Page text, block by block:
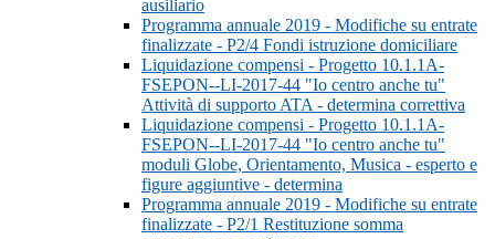
ausiliario
Programma annuale 2019 - Modifiche su entrate
finalizzate - P2/4 Fondi istruzione domiciliare
Liquidazione compensi - Progetto 10.1.1A-
FSEPON--LI-2017-44 "Io centro anche tu"
Attività di supporto ATA - determina correttiva
Liquidazione compensi - Progetto 10.1.1A-
FSEPON--LI-2017-44 "Io centro anche tu"
moduli Globe, Orientamento, Musica - esperto e
figure aggiuntive - determina
Programma annuale 2019 - Modifiche su entrate
finalizzate - P2/1 Restituzione somma